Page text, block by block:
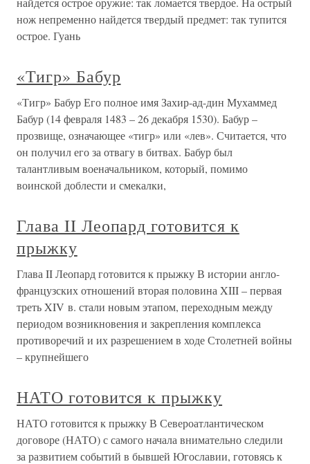
нож непременно найдется твердый предмет: так тупится
острое. Гуань
«Тигр» Бабур
«Тигр» Бабур Его полное имя Захир-ад-дин Мухаммед
Бабур (14 февраля 1483 – 26 декабря 1530). Бабур –
прозвище, означающее «тигр» или «лев». Считается, что
он получил его за отвагу в битвах. Бабур был
талантливым военачальником, который, помимо
воинской доблести и смекалки,
Глава II Леопард готовится к
прыжку
Глава II Леопард готовится к прыжку В истории англо-
французских отношений вторая половина XIII – первая
треть XIV в. стали новым этапом, переходным между
периодом возникновения и закрепления комплекса
противоречий и их разрешением в ходе Столетней войны
– крупнейшего
НАТО готовится к прыжку
НАТО готовится к прыжку В Североатлантическом
договоре (НАТО) с самого начала внимательно следили
за развитием событий в бывшей Югославии, готовясь к